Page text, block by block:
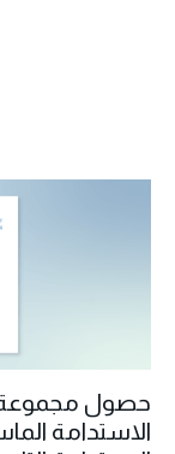
حصول مجموعة
الاستدامة